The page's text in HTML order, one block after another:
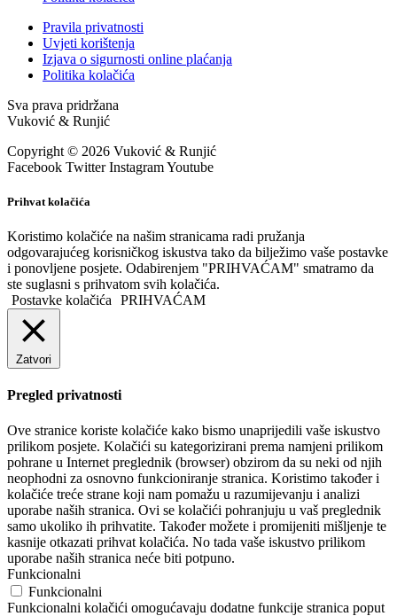
Pravila privatnosti
Uvjeti korištenja
Izjava o sigurnosti online plaćanja
Politika kolačića
Sva prava pridržana
Vuković & Runjić
Copyright © 2026 Vuković & Runjić
Facebook Twitter InstagramYoutube
Prihvat kolačića
Koristimo kolačiće na našim stranicama radi pružanja
odgovarajućeg korisničkog iskustva tako da bilježimo vaše postavke
i ponovljene posjete. Odabirenjem "PRIHVAĆAM" smatramo da
ste suglasni s prihvatom svih kolačića.
Postavke kolačića
PRIHVAĆAM
Zatvori
Pregled privatnosti
Ove stranice koriste kolačiće kako bismo unaprijedili vaše iskustvo
prilikom posjete. Kolačići su kategorizirani prema namjeni prilikom
pohrane u Internet preglednik (browser) obzirom da su neki od njih
neophodni za osnovno funkcioniranje stranica. Koristimo također i
kolačiće treće strane koji nam pomažu u razumijevanju i analizi
uporabe naših stranica. Ovi se kolačići pohranjuju u vaš preglednik
samo ukoliko ih prihvatite. Također možete i promijeniti mišljenje te
kasnije otkazati prihvat kolačića. No tada vaše iskustvo prilikom
uporabe naših stranica neće biti potpuno.
Funkcionalni
Funkcionalni
Funkcionalni kolačići omogućavaju dodatne funkcije stranica poput